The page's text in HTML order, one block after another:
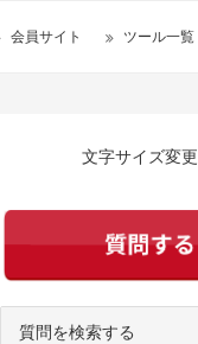
会員サイト ツール一覧
文字サイズ変更
質問を検索する